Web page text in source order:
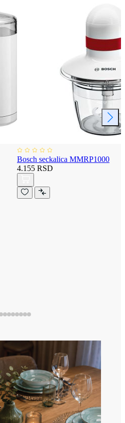
Bosch seckalica MMRP1000
4.155 RSD